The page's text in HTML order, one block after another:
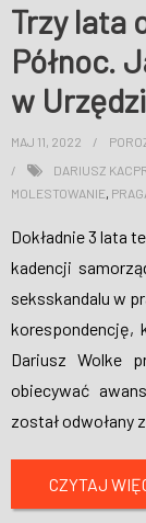
Trzy lata
Północ.
w
MAJ 11, 2022
DARIUSZ
MOLESTOWANIE,
Dokładnie 3 lata
kadencji
seksskandalu w
korespondencję,
Dariusz Wolke
obiecywać
został odwołany
CZYTAJ